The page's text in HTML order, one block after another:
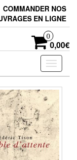
COMMANDER NOS
EN LIGNE
0
0,00€
Toggle